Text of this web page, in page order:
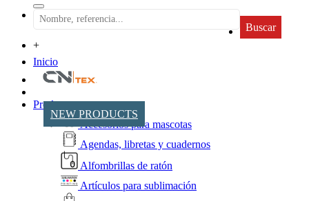
Buscar
+
Inicio
NEW PRODUCTS
Productos
Accesorios para mascotas
Agendas, libretas y cuadernos
Alfombrillas de ratón
Artículos para sublimación